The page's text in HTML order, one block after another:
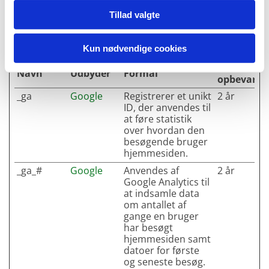
Tillad valgte
Kun nødvendige cookies
Statistiske cookies giver hjemmesideejere indsigt i
brugernes interaktion med hjemmesiden, ved at
indsamle og rapportere oplysninger anonymt.
Navn Udbyder Formål
Maksimal
_ga
Google
Registrerer et unikt
ID, der anvendes til
at føre statistik
over hvordan den
besøgende bruger
hjemmesiden.
2 år
_ga_# Google
Anvendes af
Google Analytics til
at indsamle data
om antallet af
gange en bruger
har besøgt
hjemmesiden samt
datoer for første
og seneste besøg.
2 år